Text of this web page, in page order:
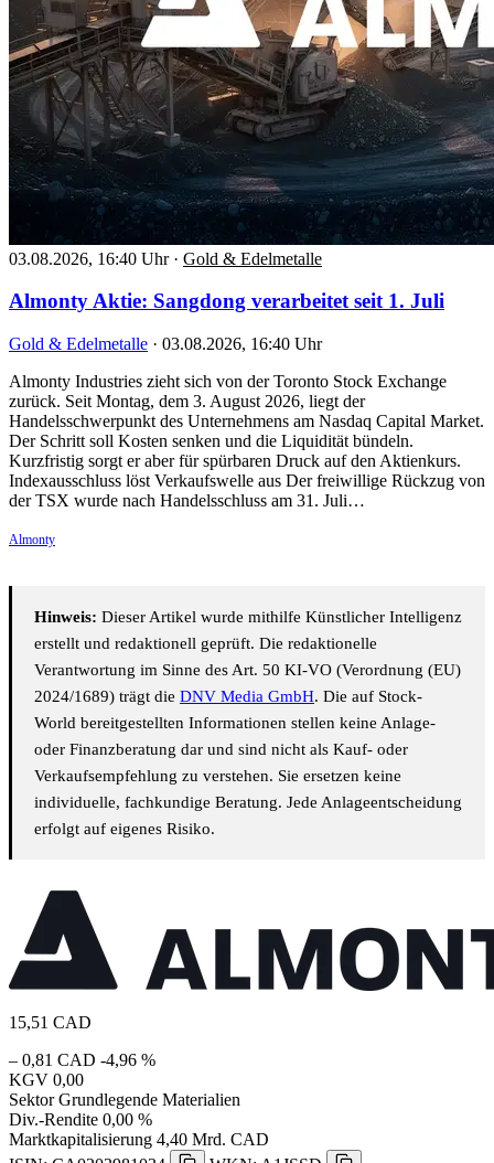
03.08.2026, 16:40 Uhr · Gold & Edelmetalle
Almonty Aktie: Sangdong verarbeitet seit 1. Juli
Gold & Edelmetalle · 03.08.2026, 16:40 Uhr
Almonty Industries zieht sich von der Toronto Stock Exchange
zurück. Seit Montag, dem 3. August 2026, liegt der
Handelsschwerpunkt des Unternehmens am Nasdaq Capital Market.
Der Schritt soll Kosten senken und die Liquidität bündeln.
Kurzfristig sorgt er aber für spürbaren Druck auf den Aktienkurs.
Indexausschluss löst Verkaufswelle aus Der freiwillige Rückzug von
der TSX wurde nach Handelsschluss am 31. Juli…
Almonty
Hinweis: Dieser Artikel wurde mithilfe Künstlicher Intelligenz
erstellt und redaktionell geprüft. Die redaktionelle
Verantwortung im Sinne des Art. 50 KI-VO (Verordnung (EU)
2024/1689) trägt die DNV Media GmbH. Die auf Stock-
World bereitgestellten Informationen stellen keine Anlage-
oder Finanzberatung dar und sind nicht als Kauf- oder
Verkaufsempfehlung zu verstehen. Sie ersetzen keine
individuelle, fachkundige Beratung. Jede Anlageentscheidung
erfolgt auf eigenes Risiko.
15,51 CAD
– 0,81 CAD -4,96 %
KGV 0,00
Sektor Grundlegende Materialien
Div.-Rendite 0,00 %
Marktkapitalisierung 4,40 Mrd. CAD